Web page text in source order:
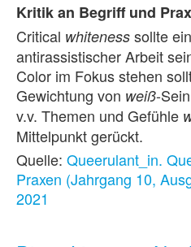
Kritik an Begriff und
Critical whiteness sollte
antirassistischer Arbeit
Color im Fokus stehen
Gewichtung von weiß-
v.v. Themen und Gefühle
Mittelpunkt gerückt.
Quelle: Queerulant_in.
Praxen (Jahrgang 10,
2021